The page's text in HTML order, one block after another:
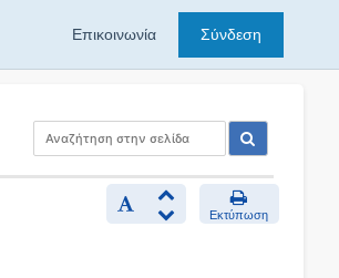
Επικοινωνία Σύνδεση
Εκτύπωση